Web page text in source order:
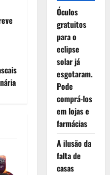
Óculos
gratuitos
para o
eclipse
solar já
esgotaram.
Pode
comprá-los
em lojas e
farmácias
A ilusão da
falta de
casas